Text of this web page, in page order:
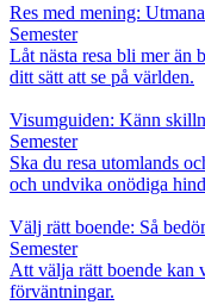
Res med mening:
Semester
Låt nästa resa bli mer än
ditt sätt att se på världen.
Visumguiden: Känn
Semester
Ska du resa utomlands
och undvika onödiga
Välj rätt boende: Så
Semester
Att välja rätt boende kan
förväntningar.